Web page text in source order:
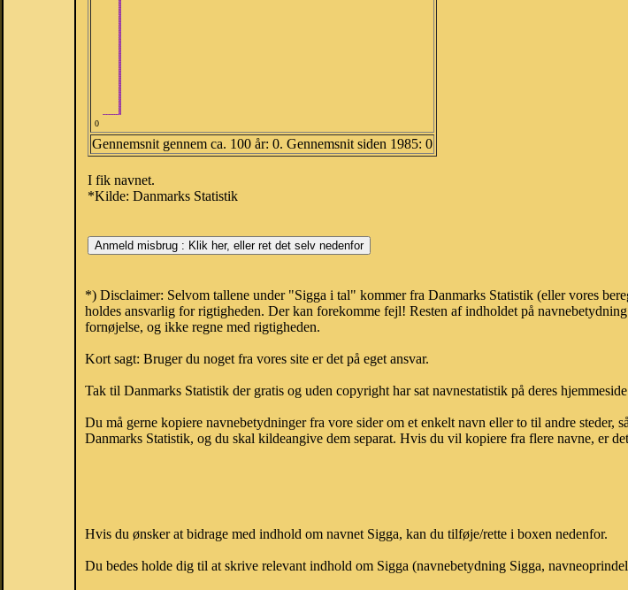
0
Gennemsnit gennem ca. 100 år: 0. Gennemsnit siden 1985: 0
I fik navnet.
*Kilde: Danmarks Statistik
*) Disclaimer: Selvom tallene under "Sigga i tal" kommer fra Danmarks Statistik (eller vores
holdes ansvarlig for rigtigheden. Der kan forekomme fejl! Resten af indholdet på
fornøjelse, og ikke regne med rigtigheden.
Kort sagt: Bruger du noget fra vores site er det på eget ansvar.
Tak til Danmarks Statistik der gratis og uden copyright har sat navnestatistik på deres
Du må gerne kopiere navnebetydninger fra vore sider om et enkelt navn eller to til andre steder,
Danmarks Statistik, og du skal kildeangive dem separat. Hvis du vil kopiere fra flere navne, er
Hvis du ønsker at bidrage med indhold om navnet Sigga, kan du tilføje/rette i boxen nedenfor.
Du bedes holde dig til at skrive relevant indhold om Sigga (navnebetydning Sigga,